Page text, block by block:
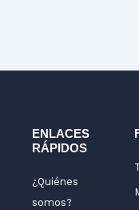
d
ENLACES
RÁPIDOS
¿Quiénes
somos?